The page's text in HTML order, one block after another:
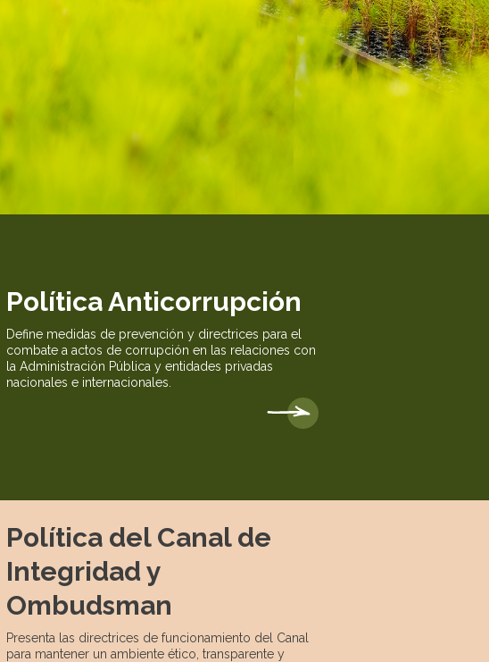
Política Anticorrupción
Define medidas de prevención y directrices para el
combate a actos de corrupción en las relaciones con
la Administración Pública y entidades privadas
nacionales e internacionales.
Política del Canal de
Integridad y
Ombudsman
Presenta las directrices de funcionamiento del Canal
para mantener un ambiente ético, transparente y